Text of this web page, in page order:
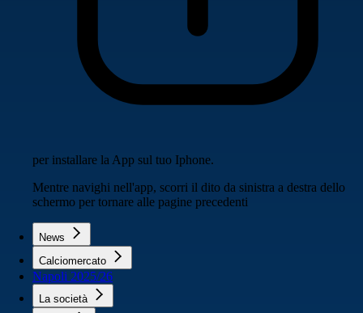
per installare la App sul tuo Iphone.
Mentre navighi nell'app, scorri il dito da sinistra a destra dello
schermo per tornare alle pagine precedenti
News
Calciomercato
Napoli 2025/26
La società